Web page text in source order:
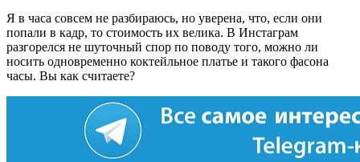
Я в часа совсем не разбираюсь, но уверена, что, если они
попали в кадр, то стоимость их велика. В Инстаграм
разгорелся не шуточный спор по поводу того, можно ли
носить одновременно коктейльное платье и такого фасона
часы. Вы как считаете?